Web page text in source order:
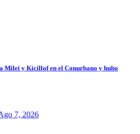
Milei y Kicillof en el Conurbano y hubo
7, 2026